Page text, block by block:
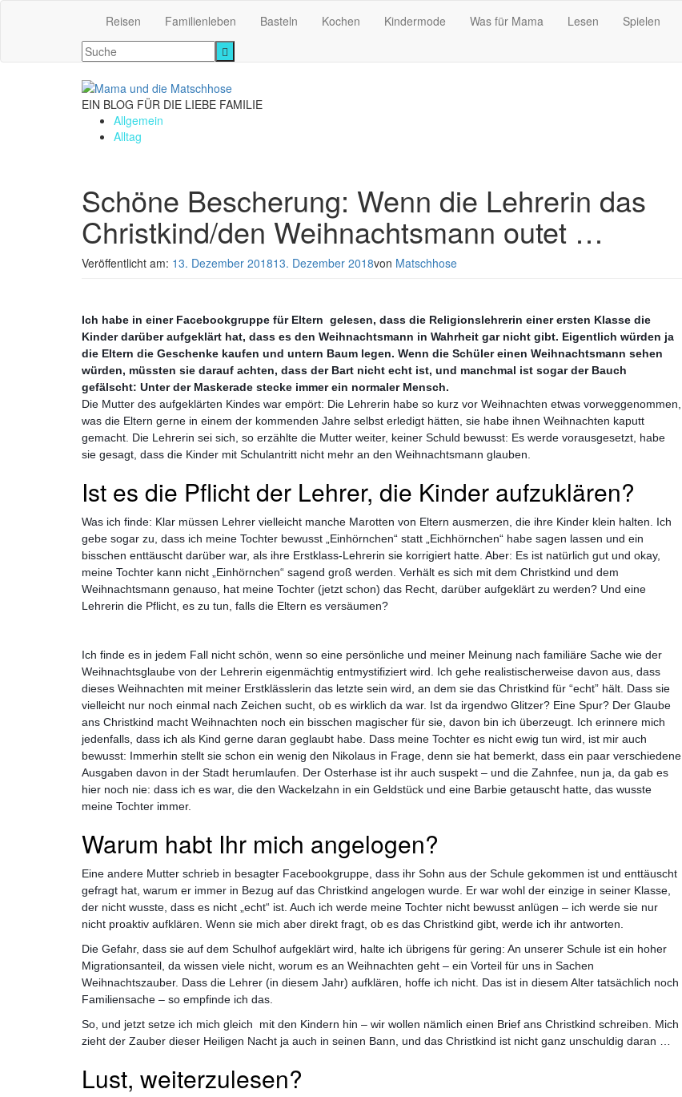
Reisen Familienleben Basteln Kochen Kindermode Was für Mama Lesen Spielen
EIN BLOG FÜR DIE LIEBE FAMILIE
Allgemein
Alltag
Schöne Bescherung: Wenn die Lehrerin das
Christkind/den Weihnachtsmann outet …
Veröffentlicht am: 13. Dezember 201813. Dezember 2018von Matschhose
Ich habe in einer Facebookgruppe für Eltern gelesen, dass die Religionslehrerin einer ersten Klasse die
Kinder darüber aufgeklärt hat, dass es den Weihnachtsmann in Wahrheit gar nicht gibt. Eigentlich würden ja
die Eltern die Geschenke kaufen und untern Baum legen. Wenn die Schüler einen Weihnachtsmann sehen
würden, müssten sie darauf achten, dass der Bart nicht echt ist, und manchmal ist sogar der Bauch
gefälscht: Unter der Maskerade stecke immer ein normaler Mensch.
Die Mutter des aufgeklärten Kindes war empört: Die Lehrerin habe so kurz vor Weihnachten etwas vorweggenommen,
was die Eltern gerne in einem der kommenden Jahre selbst erledigt hätten, sie habe ihnen Weihnachten kaputt
gemacht. Die Lehrerin sei sich, so erzählte die Mutter weiter, keiner Schuld bewusst: Es werde vorausgesetzt, habe
sie gesagt, dass die Kinder mit Schulantritt nicht mehr an den Weihnachtsmann glauben.
Ist es die Pflicht der Lehrer, die Kinder aufzuklären?
Was ich finde: Klar müssen Lehrer vielleicht manche Marotten von Eltern ausmerzen, die ihre Kinder klein halten. Ich
gebe sogar zu, dass ich meine Tochter bewusst „Einhörnchen“ statt „Eichhörnchen“ habe sagen lassen und ein
bisschen enttäuscht darüber war, als ihre Erstklass-Lehrerin sie korrigiert hatte. Aber: Es ist natürlich gut und okay,
meine Tochter kann nicht „Einhörnchen“ sagend groß werden. Verhält es sich mit dem Christkind und dem
Weihnachtsmann genauso, hat meine Tochter (jetzt schon) das Recht, darüber aufgeklärt zu werden? Und eine
Lehrerin die Pflicht, es zu tun, falls die Eltern es versäumen?
Ich finde es in jedem Fall nicht schön, wenn so eine persönliche und meiner Meinung nach familiäre Sache wie der
Weihnachtsglaube von der Lehrerin eigenmächtig entmystifiziert wird. Ich gehe realistischerweise davon aus, dass
dieses Weihnachten mit meiner Erstklässlerin das letzte sein wird, an dem sie das Christkind für “echt” hält. Dass sie
vielleicht nur noch einmal nach Zeichen sucht, ob es wirklich da war. Ist da irgendwo Glitzer? Eine Spur? Der Glaube
ans Christkind macht Weihnachten noch ein bisschen magischer für sie, davon bin ich überzeugt. Ich erinnere mich
jedenfalls, dass ich als Kind gerne daran geglaubt habe. Dass meine Tochter es nicht ewig tun wird, ist mir auch
bewusst: Immerhin stellt sie schon ein wenig den Nikolaus in Frage, denn sie hat bemerkt, dass ein paar verschiedene
Ausgaben davon in der Stadt herumlaufen. Der Osterhase ist ihr auch suspekt – und die Zahnfee, nun ja, da gab es
hier noch nie: dass ich es war, die den Wackelzahn in ein Geldstück und eine Barbie getauscht hatte, das wusste
meine Tochter immer.
Warum habt Ihr mich angelogen?
Eine andere Mutter schrieb in besagter Facebookgruppe, dass ihr Sohn aus der Schule gekommen ist und enttäuscht
gefragt hat, warum er immer in Bezug auf das Christkind angelogen wurde. Er war wohl der einzige in seiner Klasse,
der nicht wusste, dass es nicht „echt“ ist. Auch ich werde meine Tochter nicht bewusst anlügen – ich werde sie nur
nicht proaktiv aufklären. Wenn sie mich aber direkt fragt, ob es das Christkind gibt, werde ich ihr antworten.
Die Gefahr, dass sie auf dem Schulhof aufgeklärt wird, halte ich übrigens für gering: An unserer Schule ist ein hoher
Migrationsanteil, da wissen viele nicht, worum es an Weihnachten geht – ein Vorteil für uns in Sachen
Weihnachtszauber. Dass die Lehrer (in diesem Jahr) aufklären, hoffe ich nicht. Das ist in diesem Alter tatsächlich noch
Familiensache – so empfinde ich das.
So, und jetzt setze ich mich gleich mit den Kindern hin – wir wollen nämlich einen Brief ans Christkind schreiben. Mich
zieht der Zauber dieser Heiligen Nacht ja auch in seinen Bann, und das Christkind ist nicht ganz unschuldig daran …
Lust, weiterzulesen?